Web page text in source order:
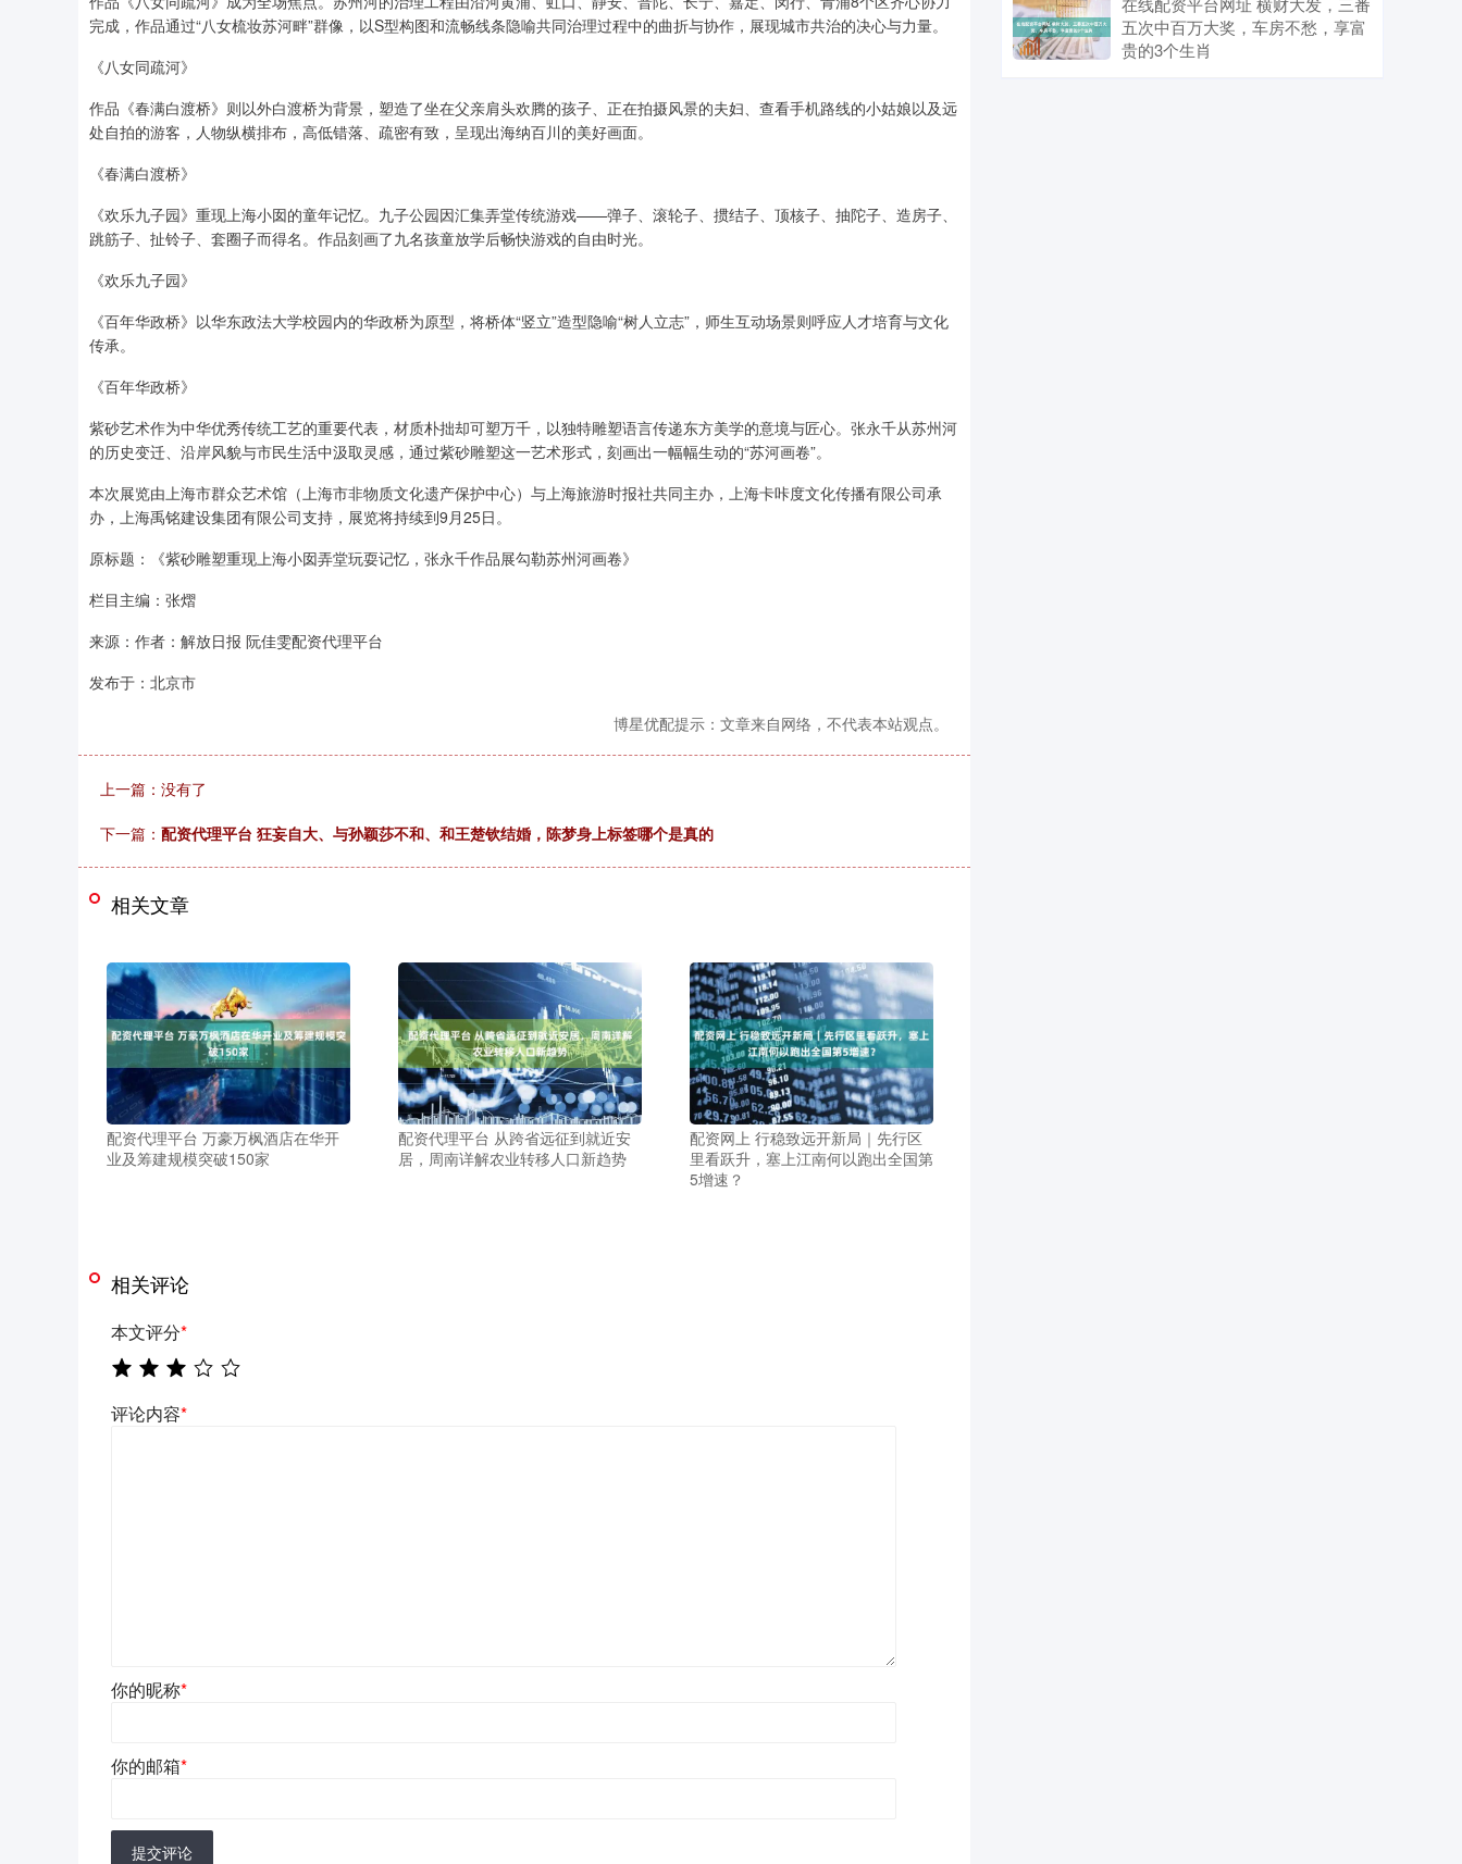
完成，作品通过“八女梳妆苏河畔”群像，以S型构图和流畅线条隐喻共同治理过程中的曲折与协作，展现城市共治的决心与力量。
《八女同疏河》
作品《春满白渡桥》则以外白渡桥为背景，塑造了坐在父亲肩头欢腾的孩子、正在拍摄风景的夫妇、查看手机路线的小姑娘以及远
处自拍的游客，人物纵横排布，高低错落、疏密有致，呈现出海纳百川的美好画面。
《春满白渡桥》
《欢乐九子园》重现上海小囡的童年记忆。九子公园因汇集弄堂传统游戏——弹子、滚轮子、掼结子、顶核子、抽陀子、造房子、
跳筋子、扯铃子、套圈子而得名。作品刻画了九名孩童放学后畅快游戏的自由时光。
《欢乐九子园》
《百年华政桥》以华东政法大学校园内的华政桥为原型，将桥体“竖立”造型隐喻“树人立志”，师生互动场景则呼应人才培育与文化
传承。
《百年华政桥》
紫砂艺术作为中华优秀传统工艺的重要代表，材质朴拙却可塑万千，以独特雕塑语言传递东方美学的意境与匠心。张永千从苏州河
的历史变迁、沿岸风貌与市民生活中汲取灵感，通过紫砂雕塑这一艺术形式，刻画出一幅幅生动的“苏河画卷”。
本次展览由上海市群众艺术馆（上海市非物质文化遗产保护中心）与上海旅游时报社共同主办，上海卡咔度文化传播有限公司承
办，上海禹铭建设集团有限公司支持，展览将持续到9月25日。
原标题：《紫砂雕塑重现上海小囡弄堂玩耍记忆，张永千作品展勾勒苏州河画卷》
栏目主编：张熠
来源：作者：解放日报 阮佳雯配资代理平台
发布于：北京市
博星优配提示：文章来自网络，不代表本站观点。
上一篇：没有了
下一篇： 配资代理平台 狂妄自大、与孙颖莎不和、和王楚钦结婚，陈梦身上标签哪个是真的
相关文章
配资代理平台 万豪万枫酒店在华开
业及筹建规模突破150家
配资代理平台 从跨省远征到就近安
居，周南详解农业转移人口新趋势
配资网上 行稳致远开新局｜先行区
里看跃升，塞上江南何以跑出全国第
5增速？
相关评论
本文评分*
评论内容*
你的昵称*
你的邮箱*
提交评论
五次中百万大奖，车房不愁，享富
贵的3个生肖